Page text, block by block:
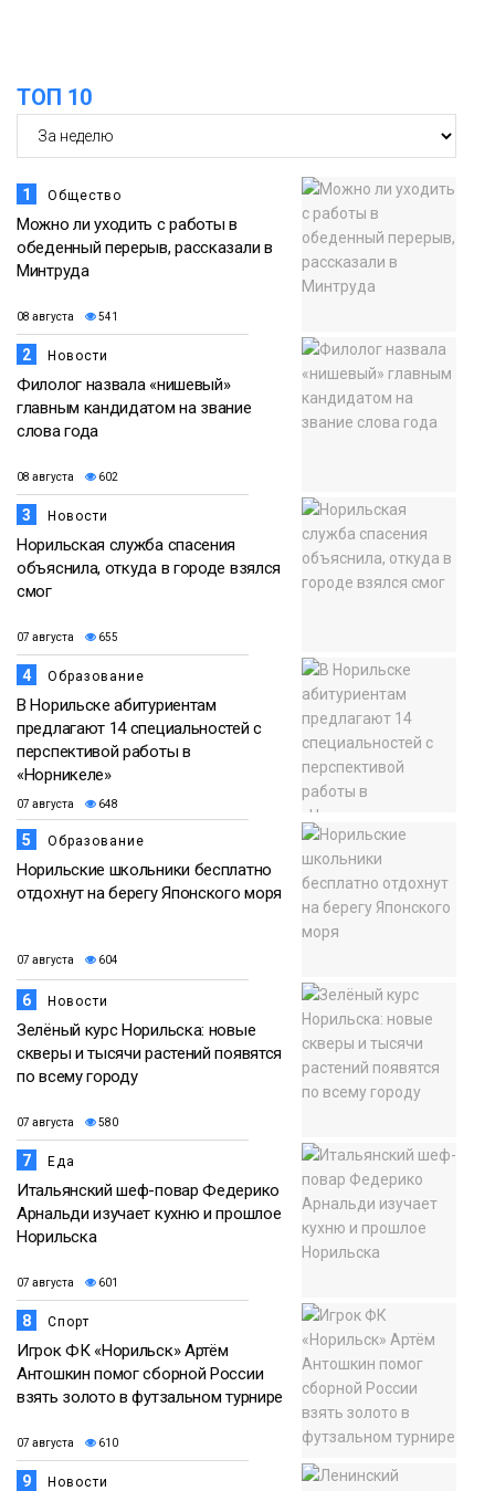
07 августа
Новости
ТОП 10
1 Общество
Можно ли уходить с работы в
обеденный перерыв, рассказали в
Минтруда
08 августа 541
2 Новости
Филолог назвала «нишевый»
главным кандидатом на звание
слова года
08 августа 602
3 Новости
Норильская служба спасения
объяснила, откуда в городе взялся
смог
07 августа 655
4 Образование
В Норильске абитуриентам
предлагают 14 специальностей с
перспективой работы в
«Норникеле»
07 августа 648
5 Образование
Норильские школьники бесплатно
отдохнут на берегу Японского моря
07 августа 604
6 Новости
Зелёный курс Норильска: новые
скверы и тысячи растений появятся
по всему городу
07 августа 580
7 Еда
Итальянский шеф-повар Федерико
Арнальди изучает кухню и прошлое
Норильска
07 августа 601
8 Спорт
Игрок ФК «Норильск» Артём
Антошкин помог сборной России
взять золото в футзальном турнире
07 августа 610
9 Новости